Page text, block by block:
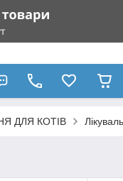
ДЛЯ КОТІВ